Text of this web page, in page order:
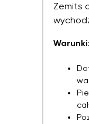
Zemits
Warunki: